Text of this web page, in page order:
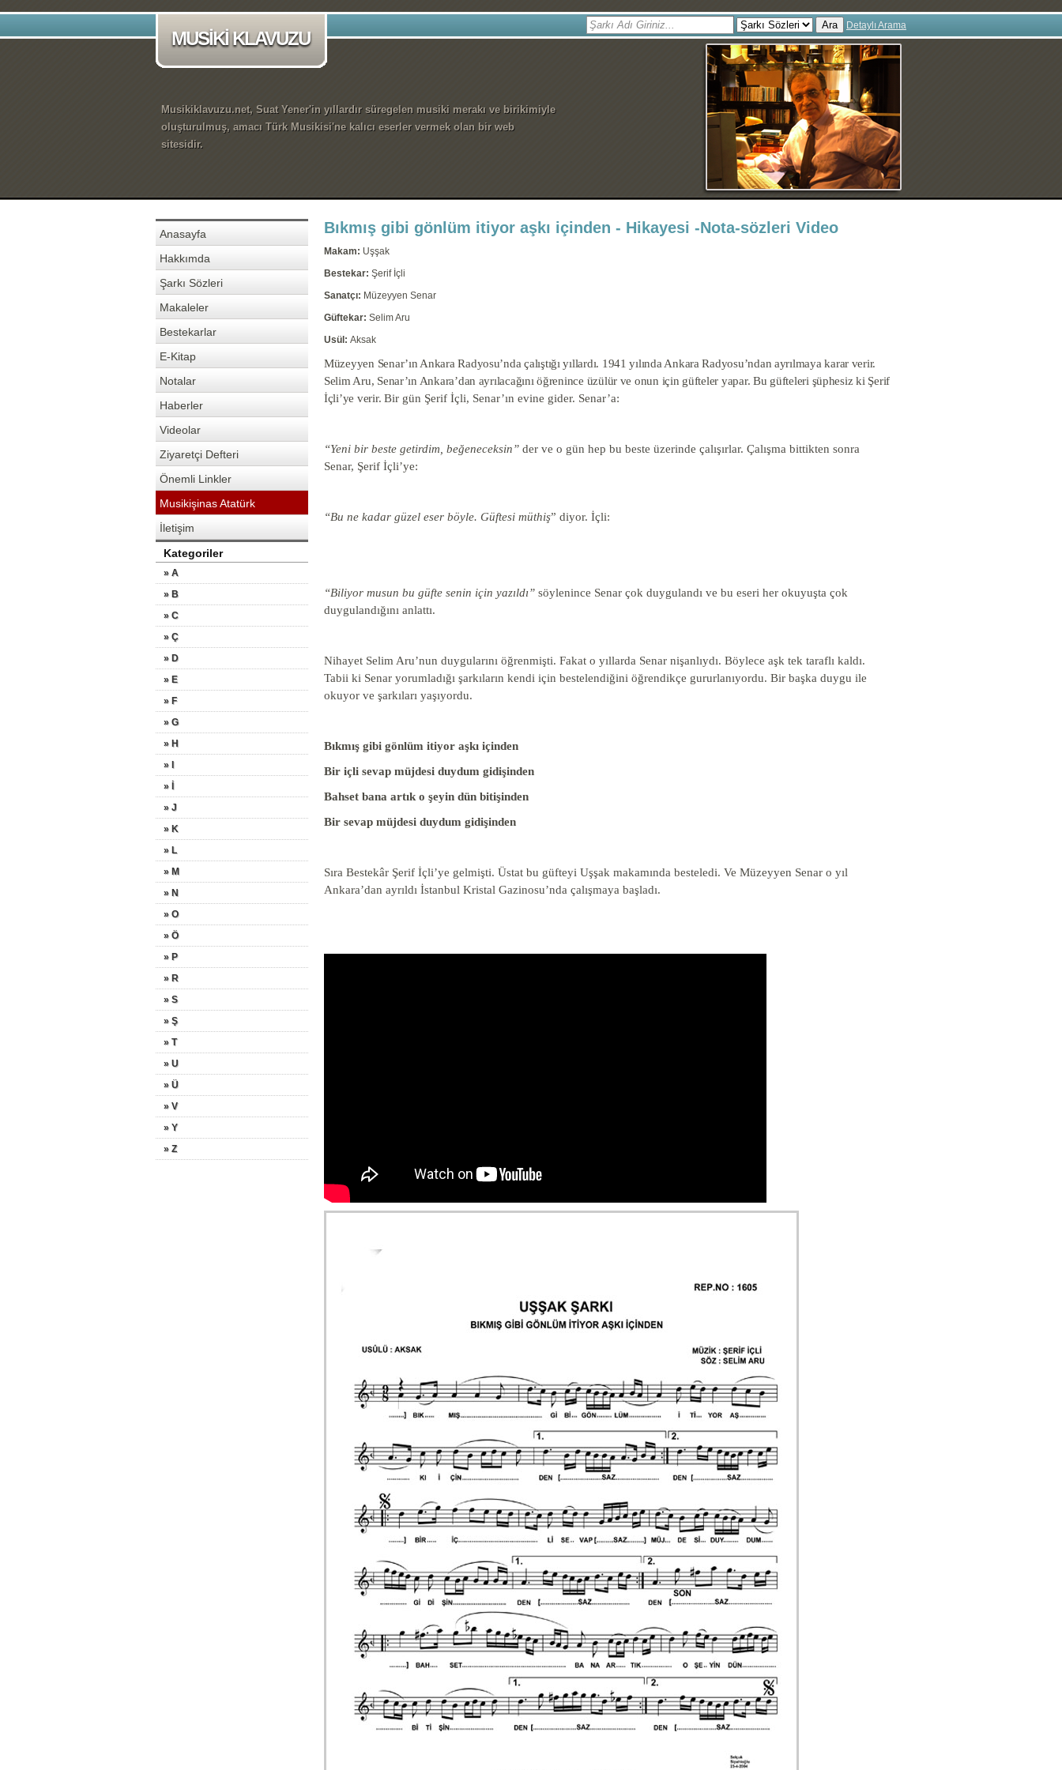
MUSİKİ KLAVUZU
Ara Detaylı Arama
Musikiklavuzu.net, Suat Yener'in yıllardır süregelen musiki merakı ve birikimiyle
oluşturulmuş, amacı Türk Musikisi'ne kalıcı eserler vermek olan bir web
sitesidir.
Anasayfa
Hakkımda
Şarkı Sözleri
Makaleler
Bestekarlar
E-Kitap
Notalar
Haberler
Videolar
Ziyaretçi Defteri
Önemli Linkler
Musikişinas Atatürk
İletişim
Kategoriler
» A
» B
» C
» Ç
» D
» E
» F
» G
» H
» I
» İ
» J
» K
» L
» M
» N
» O
» Ö
» P
» R
» S
» Ş
» T
» U
» Ü
» V
» Y
» Z
Bıkmış gibi gönlüm itiyor aşkı içinden - Hikayesi -Nota-sözleri Video
Makam: Uşşak
Bestekar: Şerif İçli
Sanatçı: Müzeyyen Senar
Güftekar: Selim Aru
Usül: Aksak
Müzeyyen Senar’ın Ankara Radyosu’nda çalıştığı yıllardı. 1941 yılında Ankara Radyosu’ndan ayrılmaya karar verir.
Selim Aru, Senar’ın Ankara’dan ayrılacağını öğrenince üzülür ve onun için güfteler yapar. Bu güfteleri şüphesiz ki Şerif
İçli’ye verir. Bir gün Şerif İçli, Senar’ın evine gider. Senar’a:
“Yeni bir beste getirdim, beğeneceksin” der ve o gün hep bu beste üzerinde çalışırlar. Çalışma bittikten sonra
Senar, Şerif İçli’ye:
“Bu ne kadar güzel eser böyle. Güftesi müthiş” diyor. İçli:
“Biliyor musun bu güfte senin için yazıldı” söylenince Senar çok duygulandı ve bu eseri her okuyuşta çok
duygulandığını anlattı.
Nihayet Selim Aru’nun duygularını öğrenmişti. Fakat o yıllarda Senar nişanlıydı. Böylece aşk tek taraflı kaldı.
Tabii ki Senar yorumladığı şarkıların kendi için bestelendiğini öğrendikçe gururlanıyordu. Bir başka duygu ile
okuyor ve şarkıları yaşıyordu.
Bıkmış gibi gönlüm itiyor aşkı içinden
Bir içli sevap müjdesi duydum gidişinden
Bahset bana artık o şeyin dün bitişinden
Bir sevap müjdesi duydum gidişinden
Sıra Bestekâr Şerif İçli’ye gelmişti. Üstat bu güfteyi Uşşak makamında besteledi. Ve Müzeyyen Senar o yıl
Ankara’dan ayrıldı İstanbul Kristal Gazinosu’nda çalışmaya başladı.